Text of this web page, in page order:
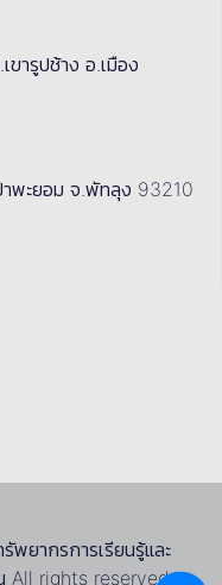
ารูปช้าง อ.เมือง
พะยอม จ.พัทลุง 93210
ากรการเรียนรู้และ
All rights reserved.